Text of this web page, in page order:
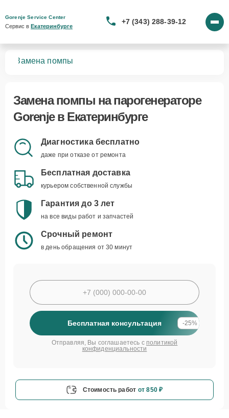
Gorenje Service Center
Сервис в Екатеринбурге
+7 (343) 288-39-12
Замена помпы
Замена помпы на парогенераторе
Gorenje в Екатеринбурге
Диагностика бесплатно
даже при отказе от ремонта
Бесплатная доставка
курьером собственной службы
Гарантия до 3 лет
на все виды работ и запчастей
Срочный ремонт
в день обращения от 30 минут
Бесплатная консультация -25%
Отправляя, Вы соглашаетесь с политикой
конфиденциальности
Стоимость работ от 850 ₽